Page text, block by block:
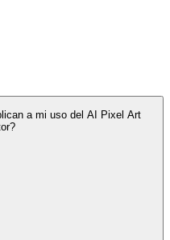
a mi uso del AI Pixel Art